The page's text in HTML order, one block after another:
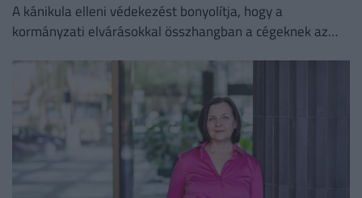
A kánikula elleni védekezést bonyolítja, hogy a
kormányzati elvárásokkal összhangban a cégeknek az